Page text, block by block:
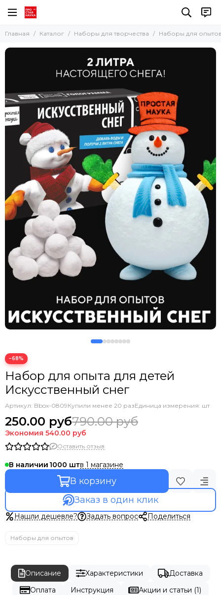
Наборы для творчества
Наборы для рисования в технике Эбру
Наборы для картин из эпоксидной смолы
Главная Каталог Наборы для творчества Наборы для
−68%
Набор для опыта для детей
Искусственный снег
Артикул: Bbox-0809Купили менее 20 разЕдиница измерения: шт
250.00 руб790.00 руб
Экономия 540.00 руб
Оставить отзыв
В наличии 1000 в 1 магазине
В корзину
Заказ в один клик
Нашли дешевле? Задать вопрос Поделиться
Наборы для опытов
Описание Характеристики
Доставка
Оплата
Инструкция Акции и статьи (1)